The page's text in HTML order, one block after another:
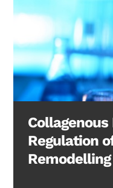
Regulation
Remodelling